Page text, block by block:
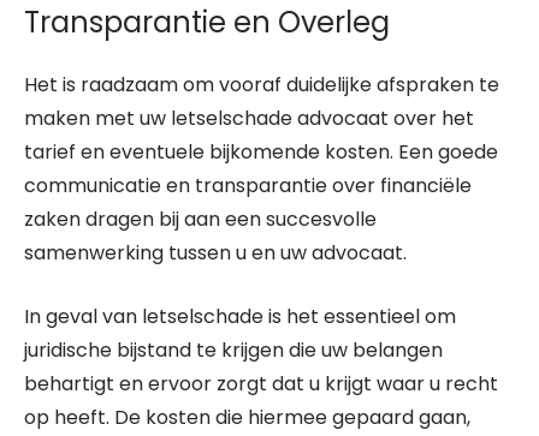
Transparantie en Overleg
Het is raadzaam om vooraf duidelijke afspraken te
maken met uw letselschade advocaat over het
tarief en eventuele bijkomende kosten. Een goede
communicatie en transparantie over financiële
zaken dragen bij aan een succesvolle
samenwerking tussen u en uw advocaat.
In geval van letselschade is het essentieel om
juridische bijstand te krijgen die uw belangen
behartigt en ervoor zorgt dat u krijgt waar u recht
op heeft. De kosten die hiermee gepaard gaan,